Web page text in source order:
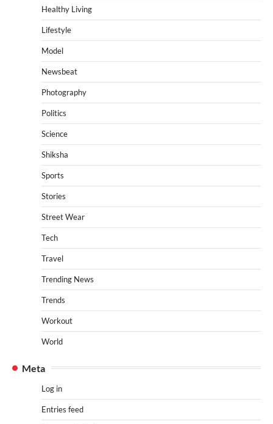
Healthy Living
Lifestyle
Model
Newsbeat
Photography
Politics
Science
Shiksha
Sports
Stories
Street Wear
Tech
Travel
Trending News
Trends
Workout
World
Meta
Log in
Entries feed